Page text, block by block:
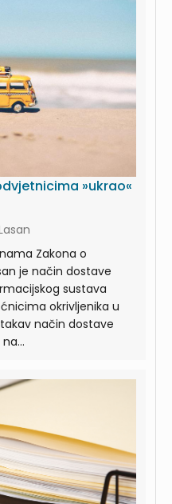
»ukrao«
Zakona o
je način dostave
sustava
okrivljenika u
način dostave